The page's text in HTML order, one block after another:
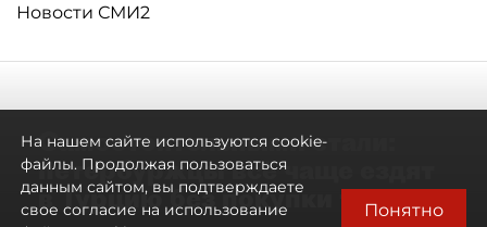
Новости СМИ2
Самостоятельными стали:
петербуржцы всё чаще ездят
в Турцию без покупки туров
На нашем сайте используются cookie-
файлы. Продолжая пользоваться
данным сайтом, вы подтверждаете
свое согласие на использование
Понятно